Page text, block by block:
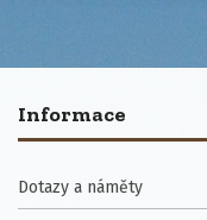
Informace
Dotazy a náměty